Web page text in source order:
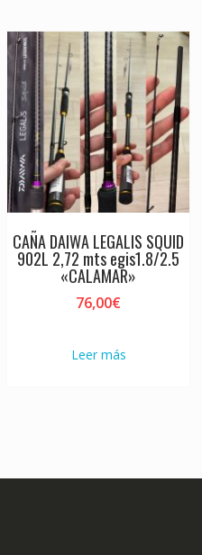
CAÑA DAIWA LEGALIS SQUID
902L 2,72 mts egis1.8/2.5
«CALAMAR»
76,00€
Leer más